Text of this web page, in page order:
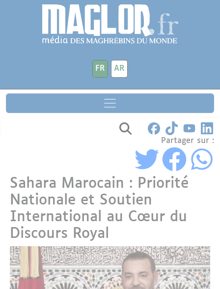
Aller au contenu principal
FR AR
Partager sur :
Sahara Marocain : Priorité
Nationale et Soutien
International au Cœur du
Discours Royal
Panneau de gestion des cookies